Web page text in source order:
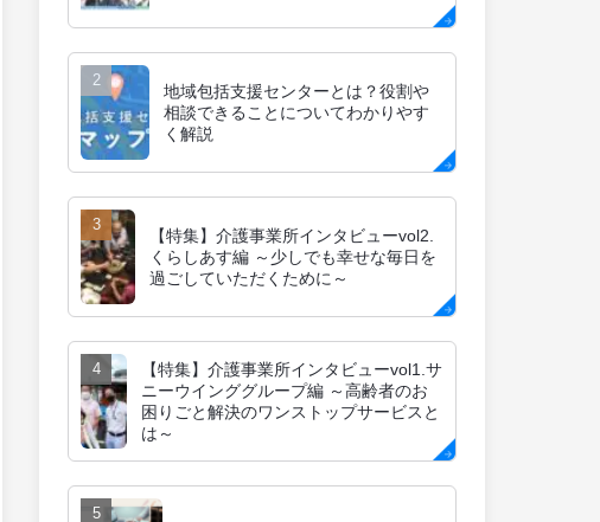
地域包括支援センターとは？役割や
相談できることについてわかりやす
く解説
【特集】介護事業所インタビューvol2.
くらしあす編 ～少しでも幸せな毎日を
過ごしていただくために～
【特集】介護事業所インタビューvol1.サ
ニーウインググループ編 ～高齢者のお
困りごと解決のワンストップサービスと
は～